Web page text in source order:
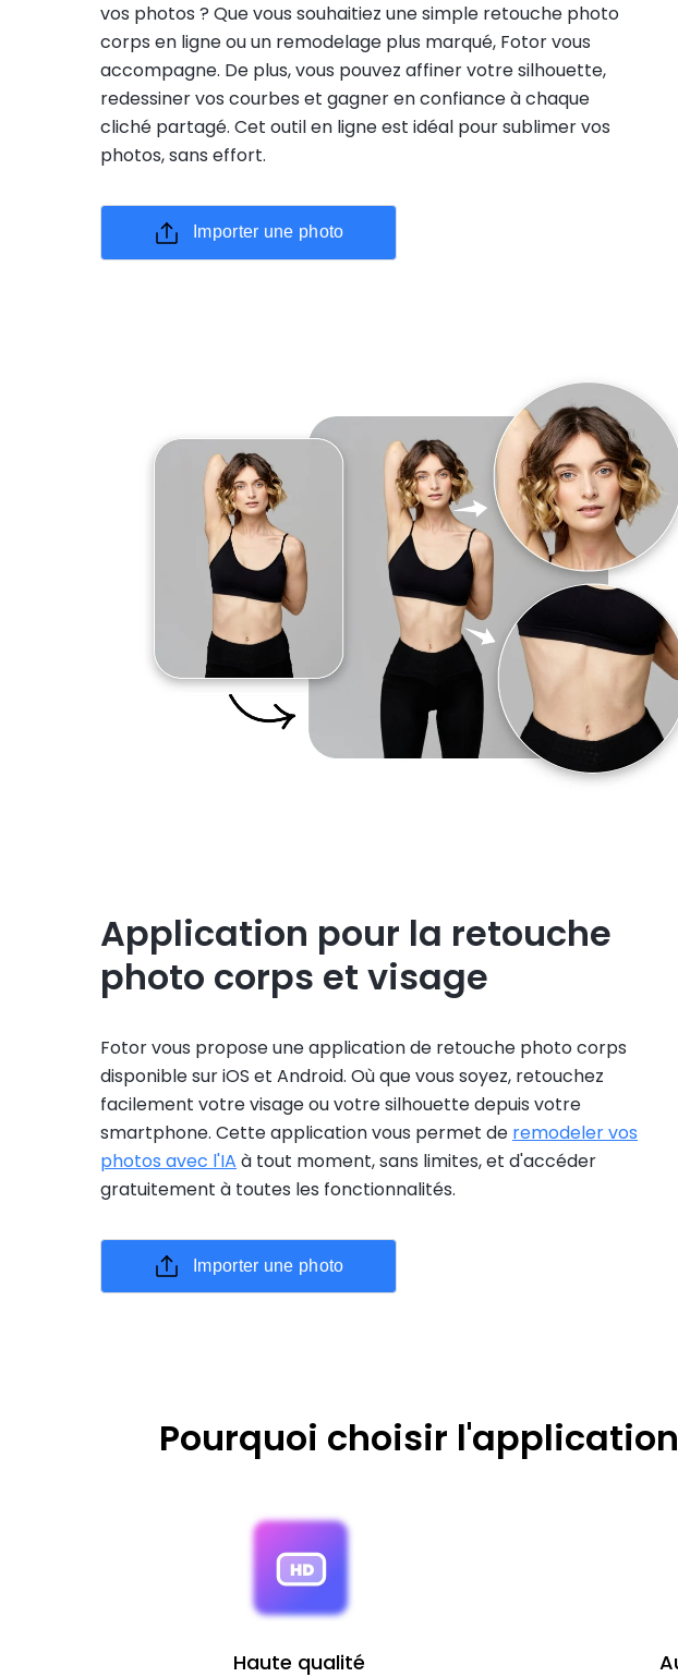
vos photos ? Que vous souhaitiez une simple retouche photo
corps en ligne ou un remodelage plus marqué, Fotor vous
accompagne. De plus, vous pouvez affiner votre silhouette,
redessiner vos courbes et gagner en confiance à chaque
cliché partagé. Cet outil en ligne est idéal pour sublimer vos
photos, sans effort.
Importer une photo
Application pour la retouche
photo corps et visage
Fotor vous propose une application de retouche photo corps
disponible sur iOS et Android. Où que vous soyez, retouchez
facilement votre visage ou votre silhouette depuis votre
smartphone. Cette application vous permet de remodeler vos
photos avec l'IA à tout moment, sans limites, et d'accéder
gratuitement à toutes les fonctionnalités.
Importer une photo
Pourquoi choisir
Haute qualité